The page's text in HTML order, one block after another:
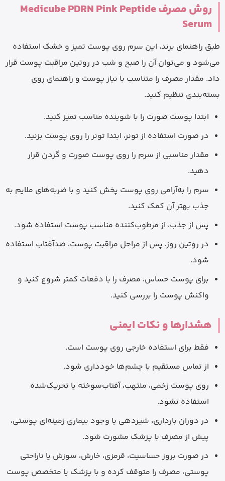
روش مصرف Medicube PDRN Pink Peptide
Serum
طبق راهنمای برند، این سرم روی پوست تمیز و خشک استفاده
می‌شود و می‌توان آن را صبح و شب در روتین مراقبت پوست قرار
داد. مقدار مصرف را متناسب با نیاز پوست و راهنمای روی
بسته‌بندی تنظیم کنید.
ابتدا پوست صورت را با شوینده مناسب تمیز کنید.
در صورت استفاده از تونر، ابتدا تونر را روی پوست بزنید.
مقدار مناسبی از سرم را روی پوست صورت و گردن قرار
دهید.
سرم را به‌آرامی روی پوست پخش کنید و با ضربه‌های ملایم به
جذب بهتر آن کمک کنید.
پس از جذب، از مرطوب‌کننده مناسب پوست استفاده شود.
در روتین روز، پس از مراحل مراقبت پوست، ضدآفتاب استفاده
شود.
برای پوست حساس، مصرف را با دفعات کمتر شروع کنید و
واکنش پوست را بررسی کنید.
هشدارها و نکات ایمنی
فقط برای استفاده خارجی روی پوست است.
از تماس مستقیم با چشم‌ها خودداری شود.
روی پوست زخمی، ملتهب، آفتاب‌سوخته یا تحریک‌شده
استفاده نشود.
در دوران بارداری، شیردهی یا وجود بیماری زمینه‌ای پوستی،
پیش از مصرف با پزشک مشورت شود.
در صورت بروز حساسیت، قرمزی، خارش، سوزش یا ناراحتی
پوستی، مصرف را متوقف کرده و با پزشک یا متخصص پوست